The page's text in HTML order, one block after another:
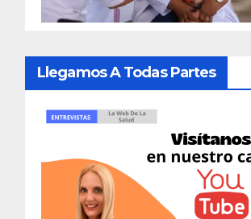
Llegamos A Todas Partes